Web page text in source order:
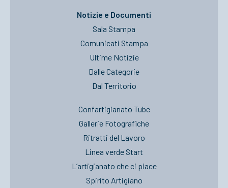
Notizie e Documenti
Sala Stampa
Comunicati Stampa
Ultime Notizie
Dalle Categorie
Dal Territorio
Confartigianato Tube
Gallerie Fotografiche
Ritratti del Lavoro
Linea verde Start
L’artigianato che ci piace
Spirito Artigiano